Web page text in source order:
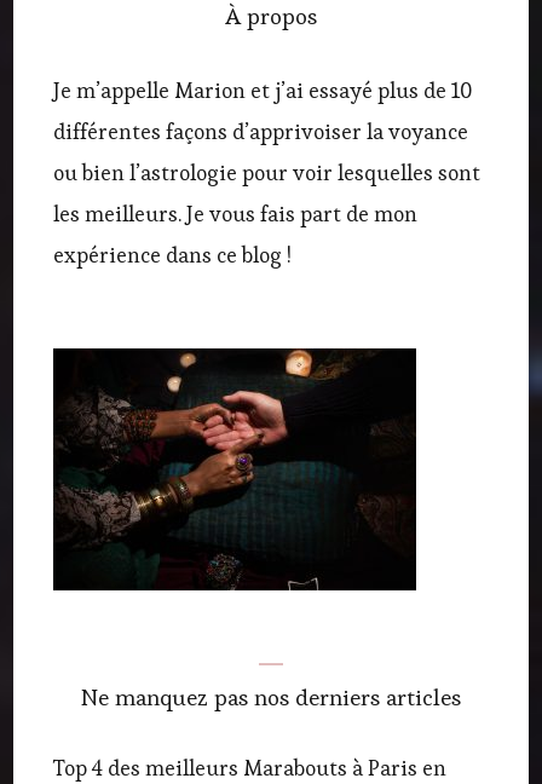
À propos
Je m’appelle Marion et j’ai essayé plus de 10
différentes façons d’apprivoiser la voyance
ou bien l’astrologie pour voir lesquelles sont
les meilleurs. Je vous fais part de mon
expérience dans ce blog !
Ne manquez pas nos derniers articles
Top 4 des meilleurs Marabouts à Paris en